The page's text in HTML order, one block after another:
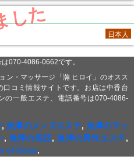
した 日本人
070-4086-0662です。
ン・マッサージ「瀚 ヒロイ」のオスス
コミ情報サイトです。お店は中香台
の一般エステ、電話番号は070-4086-
, 魚津のメンズエステ, 魚津のマッ
, 魚津の指圧,魚津の男性エステ,
of Uozu,